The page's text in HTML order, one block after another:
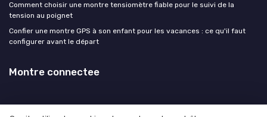
Comment choisir une montre tensiomètre fiable pour le suivi de la
tension au poignet
Confier une montre GPS à son enfant pour les vacances : ce qu'il faut
configurer avant le départ
Montre connectee